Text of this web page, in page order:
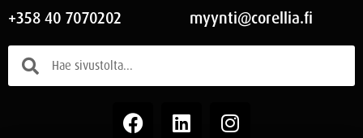
+358 40 7070202 myynti@corellia.fi